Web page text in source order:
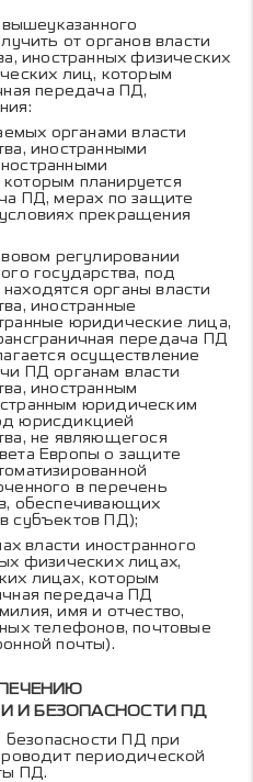
от органов власти
иностранных физических
лиц, которым
передача ПД,
органами власти
иностранными
планируется
ПД, мерах по защите
прекращения
регулировании
государства, под
органы власти
иностранные
юридические лица,
передача ПД
осуществление
ПД органам власти
иностранным
юридическим
юрисдикцией
не являющегося
Европы о защите
в перечень
обеспечивающих
субъектов ПД);
власти иностранного
физических лицах,
лицах, которым
передача ПД
имя и отчество,
телефонов, почтовые
почты).
И БЕЗОПАСНОСТИ ПД
ПД при
периодической
ПД.